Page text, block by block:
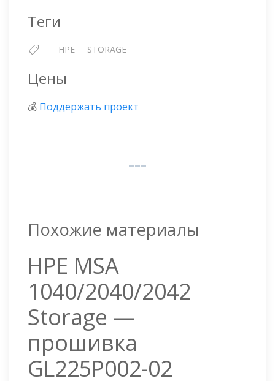
Теги
HPE STORAGE
Цены
💰 Поддержать проект
Похожие материалы
HPE MSA
1040/2040/2042
Storage —
прошивка
GL225P002-02